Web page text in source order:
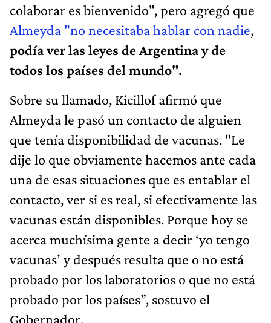
colaborar es bienvenido", pero agregó que
Almeyda "no necesitaba hablar con nadie,
podía ver las leyes de Argentina y de
todos los países del mundo".
Sobre su llamado, Kicillof afirmó que
Almeyda le pasó un contacto de alguien
que tenía disponibilidad de vacunas. "Le
dije lo que obviamente hacemos ante cada
una de esas situaciones que es entablar el
contacto, ver si es real, si efectivamente las
vacunas están disponibles. Porque hoy se
acerca muchísima gente a decir ‘yo tengo
vacunas’ y después resulta que o no está
probado por los laboratorios o que no está
probado por los países”, sostuvo el
Gobernador.